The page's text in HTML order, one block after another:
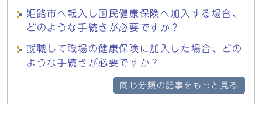
姫路市へ転入し国民健康保険へ加入する場合、
どのような手続きが必要ですか？
就職して職場の健康保険に加入した場合、どの
ような手続きが必要ですか？
同じ分類の記事をもっと見る